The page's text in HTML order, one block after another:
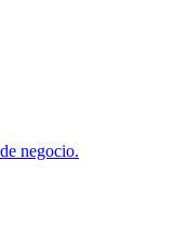
negocio.